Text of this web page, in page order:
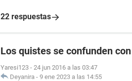
22 respuestas
Los quistes se confunden
Yaresi123 - 24 jun 2016 a las 03:47
Deyanira - 9 ene 2023 a las 14:55